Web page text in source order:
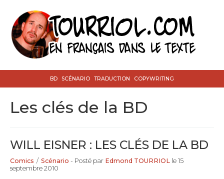
BD SCÉNARIO TRADUCTION COPYWRITING
les clés de la BD
WILL EISNER : LES CLÉS DE LA BD
Comics / Scénario - Posté par Edmond TOURRIOL le 15
septembre 2010